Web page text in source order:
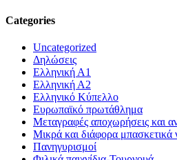
Categories
Uncategorized
Δηλώσεις
Ελληνική Α1
Ελληνική Α2
Ελληνικό Κύπελλο
Ευρωπαϊκό πρωτάθλημα
Μεταγραφές αποχωρήσεις και
Μικρά και διάφορα μπασκετικά
Πανηγυρισμοί